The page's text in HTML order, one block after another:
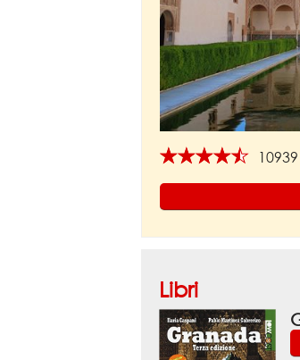
★★★★★
Libri